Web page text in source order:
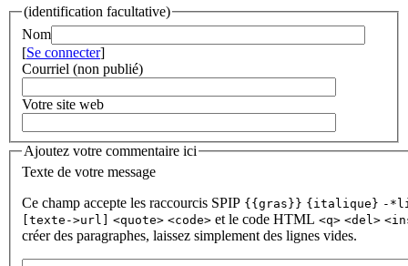
(identification facultative)
Nom
[Se connecter]
Courriel (non publié)
Votre site web
Ajoutez votre commentaire ici
Texte de votre message
Ce champ accepte les raccourcis SPIP {{gras}} {italique} -
[texte->url]
<quote> <code> et le code HTML <q> <del>
créer des paragraphes, laissez simplement des lignes vides.